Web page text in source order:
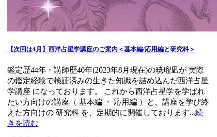
【次回は4月】西洋占星学講座のご案内＜基本編/応用編と研究科＞
鑑定歴44年・講師歴40年(2023年8月現在)の暁瑠凪が 実際
の鑑定経験で検証済みの生きた知識を詰め込んだ西洋占星
学講座 になっております。 これから西洋占星学を学ばれ
たい方向けの講座（ 基本編 ・ 応用編 ）と、講座を学び終
えた方向けの 研究科 を、定期的に開催しております...続
きを読む